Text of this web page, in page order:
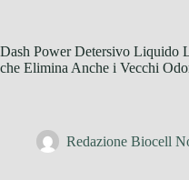
Dash Power Detersivo Liquido
che Elimina Anche i Vecchi
Redazione Biocell